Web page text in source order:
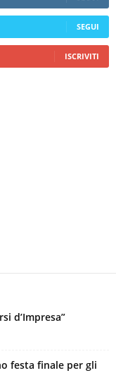
SEGUI
ISCRIVITI
d’Impresa”
festa finale per gli